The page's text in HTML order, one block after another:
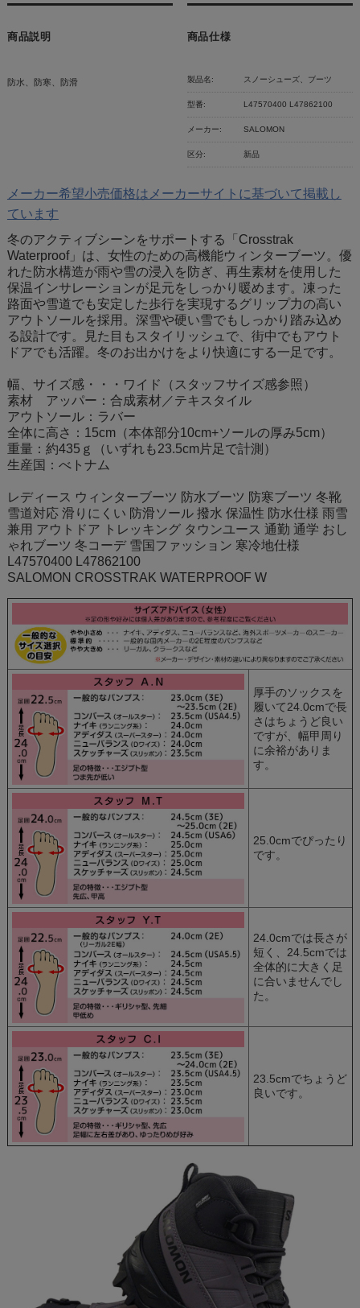
商品説明
防水、防寒、防滑
商品仕様
製品名: スノーシューズ、ブーツ
型番: L47570400 L47862100
メーカー: SALOMON
区分: 新品
メーカー希望小売価格はメーカーサイトに基づいて掲載し
ています
冬のアクティブシーンをサポートする「Crosstrak
Waterproof」は、女性のための高機能ウィンターブーツ。優
れた防水構造が雨や雪の浸入を防ぎ、再生素材を使用した
保温インサレーションが足元をしっかり暖めます。凍った
路面や雪道でも安定した歩行を実現するグリップ力の高い
アウトソールを採用。深雪や硬い雪でもしっかり踏み込め
る設計です。見た目もスタイリッシュで、街中でもアウト
ドアでも活躍。冬のお出かけをより快適にする一足です。
幅、サイズ感・・・ワイド（スタッフサイズ感参照）
素材 アッパー：合成素材／テキスタイル
アウトソール：ラバー
全体に高さ：15cm（本体部分10cm+ソールの厚み5cm）
重量：約435ｇ（いずれも23.5cm片足で計測）
生産国：べトナム
レディース ウィンターブーツ 防水ブーツ 防寒ブーツ 冬靴
雪道対応 滑りにくい 防滑ソール 撥水 保温性 防水仕様 雨雪
兼用 アウトドア トレッキング タウンユース 通勤 通学 おし
ゃれブーツ 冬コーデ 雪国ファッション 寒冷地仕様
L47570400 L47862100
SALOMON CROSSTRAK WATERPROOF W
厚手のソックスを
履いて24.0cmで長
さはちょうど良い
ですが、幅甲周り
に余裕がありま
す。
25.0cmでぴったり
です。
24.0cmでは長さが
短く、24.5cmでは
全体的に大きく足
に合いませんでし
た。
23.5cmでちょうど
良いです。